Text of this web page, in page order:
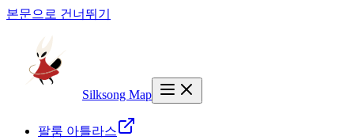
본문으로 건너뛰기
Silksong Map
팔룸 아틀라스